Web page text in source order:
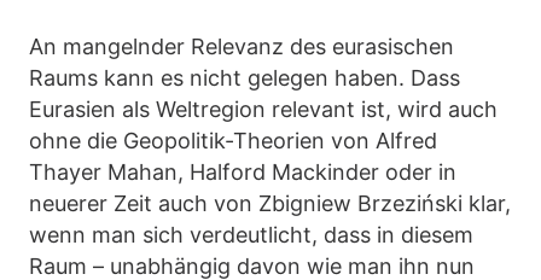
An mangelnder Relevanz des eurasischen
Raums kann es nicht gelegen haben. Dass
Eurasien als Weltregion relevant ist, wird auch
ohne die Geopolitik-Theorien von Alfred
Thayer Mahan, Halford Mackinder oder in
neuerer Zeit auch von Zbigniew Brzeziński klar,
wenn man sich verdeutlicht, dass in diesem
Raum – unabhängig davon wie man ihn nun